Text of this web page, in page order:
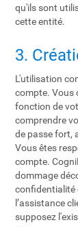
qu'ils sont
cette entité.
3.
L'utilisation
compte. Vous
fonction de
comprendre
de passe fort,
Vous êtes
compte.
dommage
confidentialité
l’assistance
supposez